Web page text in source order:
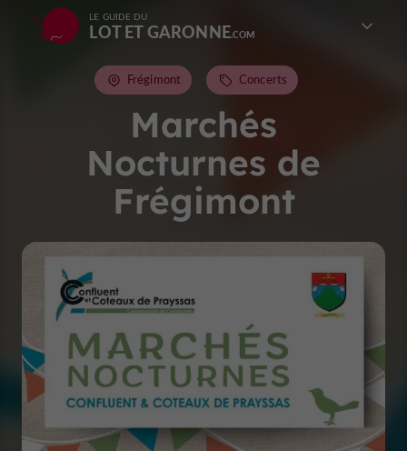
LE GUIDE DU
LOT ET GARONNE
Marchés
Nocturnes de
Frégimont
Frégimont Concerts